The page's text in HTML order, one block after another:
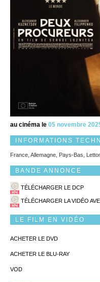
au cinéma le 05 novembre
INFORMATIONS
France, Allemagne, Pays-Bas,
BANDE ANNONCE
TÉLÉCHARGER LE DCP
TÉLÉCHARGER LA VIDÉO
LE FILM EN VIDÉO
ACHETER LE DVD
ACHETER LE BLU-RAY
VOD